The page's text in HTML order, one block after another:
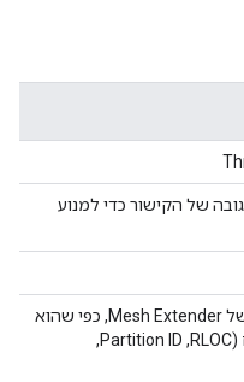
של הקישור כדי למנוע
מידע על ה-Leader של Mesh Extender, כפי שהוא
מאוחסן אצל השולח (RLOC,‏ Partition ID, ‏